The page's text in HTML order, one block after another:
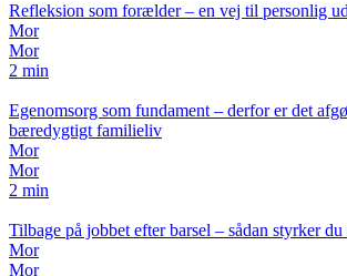
Refleksion som forælder – en vej til personlig
Mor
Mor
2 min
Egenomsorg som fundament – derfor er det
bæredygtigt familieliv
Mor
Mor
2 min
Tilbage på jobbet efter barsel – sådan styrker
Mor
Mor